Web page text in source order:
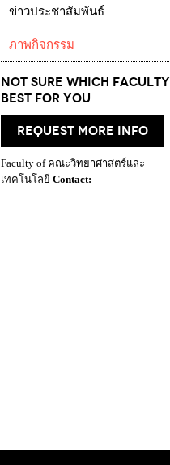
ข่าวประชาสัมพันธ์
ภาพกิจกรรม
Not Sure which Faculty
best for you
request more info
Faculty of คณะวิทยาศาสตร์และ
เทคโนโลยี Contact: